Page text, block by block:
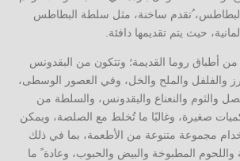
ُتقدم ساخنة، مثل سلطة البطاطس
حيث يتم تقديمها دافئة.
أطباق روما القديمة؛ وتتكون من البقدونس
والفلفل والملح والخل، وفي العصور الوسطى،
والثوم والنعناع والبقدونس، والسلطة من
صغيرة، وغالبًا ما تُخلط مع الصلصة، ويمكن
مجموعة متنوعة من الأطعمة، بما في ذلك
واللحوم المطبوخة والبيض والحبوب، وعادة ً ما